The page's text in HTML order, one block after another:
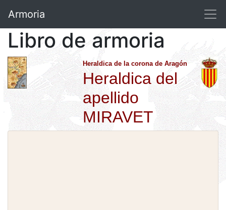
Armoria
Libro de armoria
Heraldica de la corona de Aragón
Heraldica del
apellido
MIRAVET